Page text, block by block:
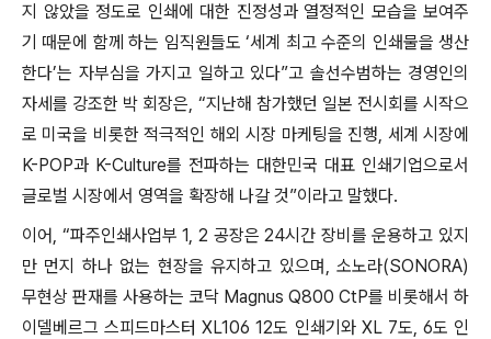
지 않았을 정도로 인쇄에 대한 진정성과 열정적인 모습을 보여주
기 때문에 함께 하는 임직원들도 ‘세계 최고 수준의 인쇄물을 생산
한다’는 자부심을 가지고 일하고 있다”고 솔선수범하는 경영인의
자세를 강조한 박 회장은, “지난해 참가했던 일본 전시회를 시작으
로 미국을 비롯한 적극적인 해외 시장 마케팅을 진행, 세계 시장에
K-POP과 K-Culture를 전파하는 대한민국 대표 인쇄기업으로서
글로벌 시장에서 영역을 확장해 나갈 것”이라고 말했다.
이어, “파주인쇄사업부 1, 2 공장은 24시간 장비를 운용하고 있지
만 먼지 하나 없는 현장을 유지하고 있으며, 소노라(SONORA)
무현상 판재를 사용하는 코닥 Magnus Q800 CtP를 비롯해서 하
이델베르그 스피드마스터 XL106 12도 인쇄기와 XL 7도, 6도 인